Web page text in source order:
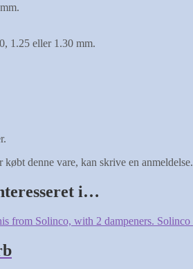
1.25 eller 1.30 mm.
denne vare, kan skrive en anmeldelse.
i…